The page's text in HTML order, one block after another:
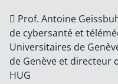
 Prof. Antoine
de cybersanté et
Universitaires de
de Genève et directeur
HUG